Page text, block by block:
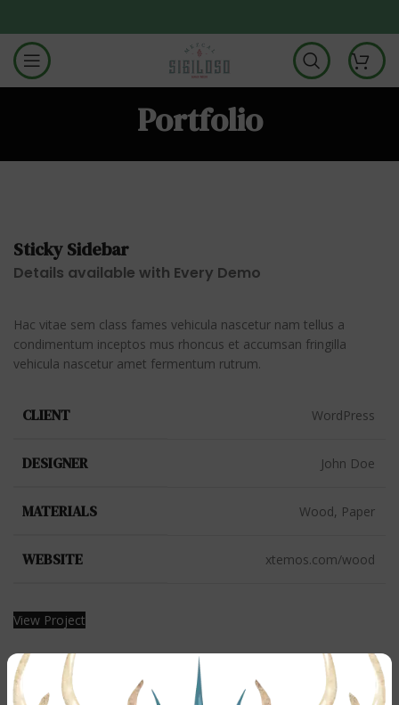
Portfolio
Sticky Sidebar
Details available with Every Demo
Hac vitae sem class fames vehicula nascetur nam tellus a
condimentum inceptos mus rhoncus et accumsan fringilla
vehicula nascetur amet fermentum rutrum.
CLIENT WordPress
DESIGNER John Doe
MATERIALS Wood, Paper
WEBSITE xtemos.com/wood
View Project